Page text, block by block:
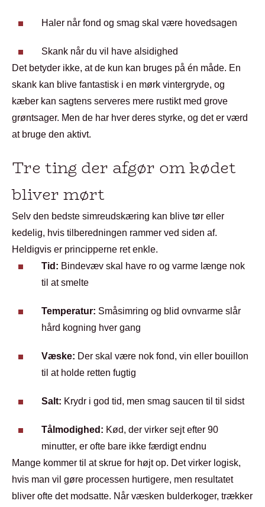
Haler når fond og smag skal være hovedsagen
Skank når du vil have alsidighed
Det betyder ikke, at de kun kan bruges på én måde. En
skank kan blive fantastisk i en mørk vintergryde, og
kæber kan sagtens serveres mere rustikt med grove
grøntsager. Men de har hver deres styrke, og det er værd
at bruge den aktivt.
Tre ting der afgør om kødet
bliver mørt
Selv den bedste simreudskæring kan blive tør eller
kedelig, hvis tilberedningen rammer ved siden af.
Heldigvis er principperne ret enkle.
Tid: Bindevæv skal have ro og varme længe nok
til at smelte
Temperatur: Småsimring og blid ovnvarme slår
hård kogning hver gang
Væske: Der skal være nok fond, vin eller bouillon
til at holde retten fugtig
Salt: Krydr i god tid, men smag saucen til til sidst
Tålmodighed: Kød, der virker sejt efter 90
minutter, er ofte bare ikke færdigt endnu
Mange kommer til at skrue for højt op. Det virker logisk,
hvis man vil gøre processen hurtigere, men resultatet
bliver ofte det modsatte. Når væsken bulderkoger, trækker